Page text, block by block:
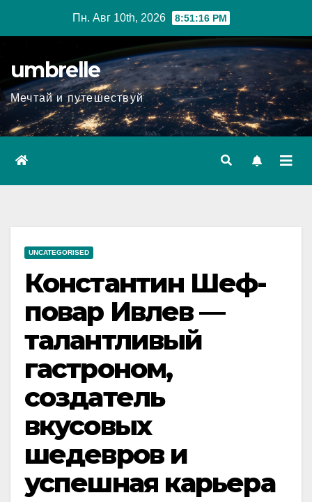
Пн. Авг 10th, 2026 8:51:17 PM
umbrelle
Мечтай и путешествуй
UNCATEGORISED
Константин Шеф-
повар Ивлев —
талантливый
гастроном,
создатель
вкусовых
шедевров и
успешная карьера